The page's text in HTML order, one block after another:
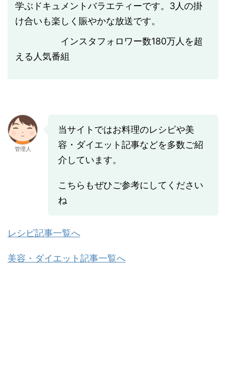
学ぶドキュメントバラエティーです。3人の掛
け合いも楽しく賑やかな放送です。
インスタフォロワー数180万人を超
える人気番組
管理人
当サイトではお料理のレシピや美
容・ダイエット記事などを多数ご紹
介しています。
こちらもぜひご参考にしてください
ね
レシピ記事一覧へ
美容・ダイエット記事一覧へ